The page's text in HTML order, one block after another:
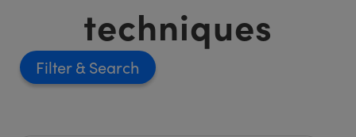
techniques
Filter